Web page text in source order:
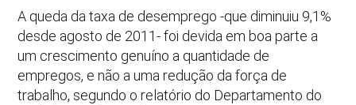
A queda da taxa de desemprego -que diminuiu 9,1%
desde agosto de 2011- foi devida em boa parte a
um crescimento genuíno a quantidade de
empregos, e não a uma redução da força de
trabalho, segundo o relatório do Departamento do